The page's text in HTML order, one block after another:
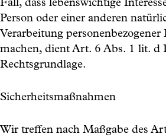
Fall, dass lebenswichtige
Person oder einer anderen
Verarbeitung
machen, dient Art. 6 Abs. 1 lit. d
Rechtsgrundlage.
Sicherheitsmaßnahmen
Wir treffen nach Maßgabe des